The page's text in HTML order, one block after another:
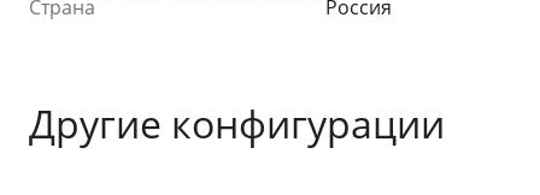
Страна
Россия
Другие конфигурации